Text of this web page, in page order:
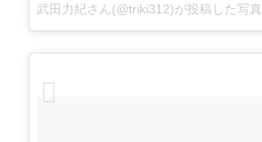
武田力紀さん(@triki312)が投稿した写真